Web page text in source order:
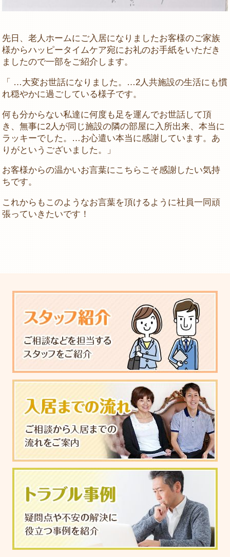
先日、老人ホームにご入居になりましたお客様のご家族
様からハッピータイムケア宛にお礼のお手紙をいただき
ましたので一部をご紹介します。
「 …大変お世話になりました。…2人共施設の生活にも慣
れ穏やかに過ごしている様子です。
何も分からない私達に何度も足を運んでお世話して頂
き、無事に2人が同じ施設の隣の部屋に入所出来、本当に
ラッキーでした。…お心遣い本当に感謝しています。あ
りがというございました。」
お客様からの温かいお言葉にこちらこそ感謝したい気持
ちです。
これからもこのようなお言葉を頂けるように社員一同頑
張っていきたいです！